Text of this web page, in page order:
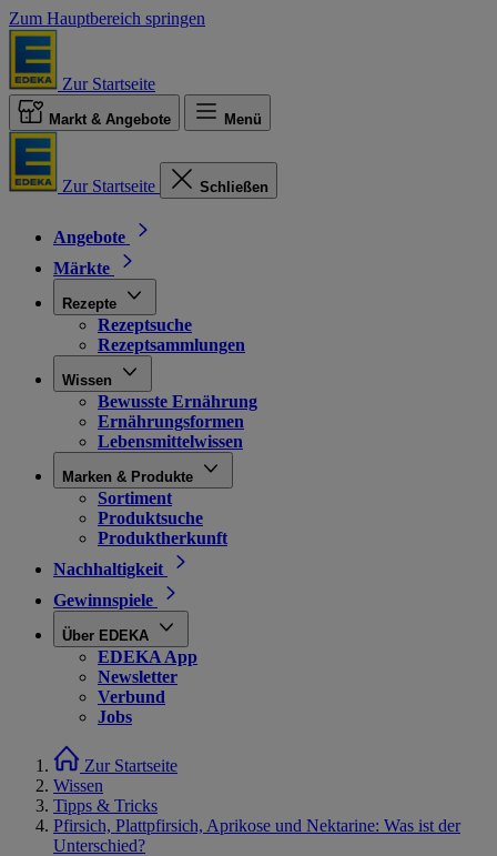
Zum Hauptbereich springen
Zur Startseite
Markt & Angebote Menü
Zur Startseite Schließen
Angebote
Märkte
Rezepte
Rezeptsuche
Rezeptsammlungen
Wissen
Bewusste Ernährung
Ernährungsformen
Lebensmittelwissen
Marken & Produkte
Sortiment
Produktsuche
Produktherkunft
Nachhaltigkeit
Gewinnspiele
Über EDEKA
EDEKA App
Newsletter
Verbund
Jobs
Zur Startseite
Wissen
Tipps & Tricks
Pfirsich, Plattpfirsich, Aprikose und Nektarine: Was ist der
Unterschied?